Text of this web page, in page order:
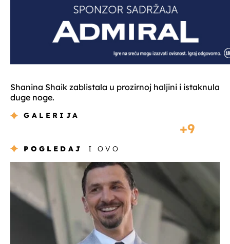
Shanina Shaik zablistala u prozirnoj haljini i istaknula
duge noge.
GALERIJA
9
POGLEDAJ I OVO